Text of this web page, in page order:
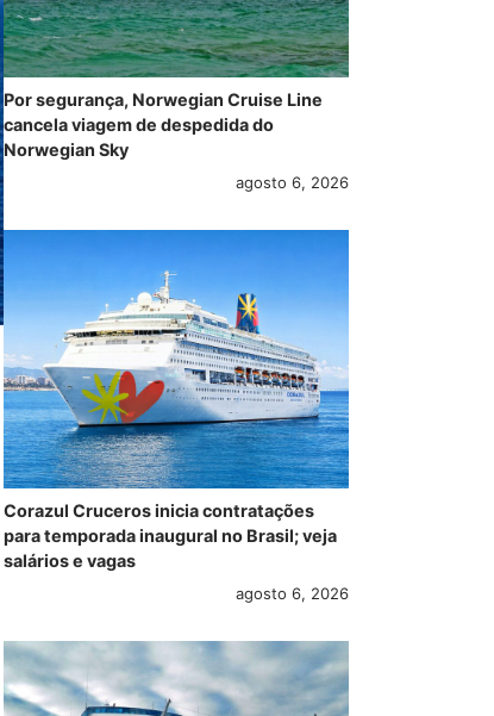
Por segurança, Norwegian Cruise Line
cancela viagem de despedida do
Norwegian Sky
agosto 6, 2026
Corazul Cruceros inicia contratações
para temporada inaugural no Brasil; veja
salários e vagas
agosto 6, 2026